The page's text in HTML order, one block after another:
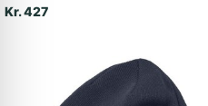
Kr. 427